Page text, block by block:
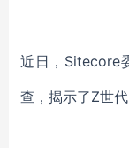
近日， Sitecore
查 ， 揭示了Z世